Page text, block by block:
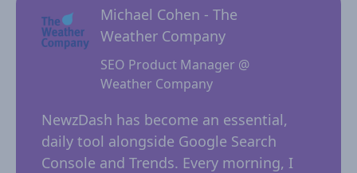
Michael Cohen - The
Weather Company
SEO Product Manager @
Weather Company
NewzDash has become an essential,
daily tool alongside Google Search
Console and Trends. Every morning, I